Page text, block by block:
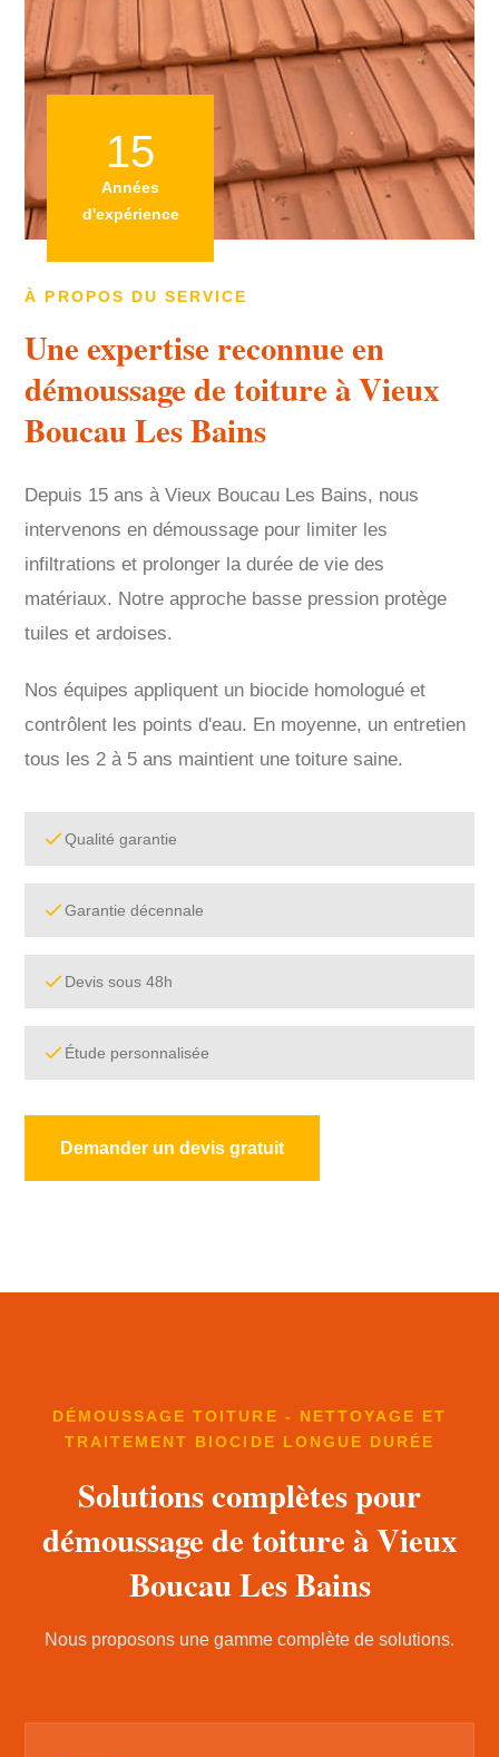
À PROPOS DU SERVICE
Une expertise reconnue en
démoussage de toiture à Vieux
Boucau Les Bains
Depuis 15 ans à Vieux Boucau Les Bains, nous
intervenons en démoussage pour limiter les
infiltrations et prolonger la durée de vie des
matériaux. Notre approche basse pression protège
tuiles et ardoises.
Nos équipes appliquent un biocide homologué et
contrôlent les points d'eau. En moyenne, un entretien
tous les 2 à 5 ans maintient une toiture saine.
Qualité garantie
Garantie décennale
Devis sous 48h
Étude personnalisée
Demander un devis gratuit
15
Années
d'expérience
DÉMOUSSAGE TOITURE - NETTOYAGE ET
TRAITEMENT BIOCIDE LONGUE DURÉE
Solutions complètes pour
démoussage de toiture à Vieux
Boucau Les Bains
Nous proposons une gamme complète de solutions.